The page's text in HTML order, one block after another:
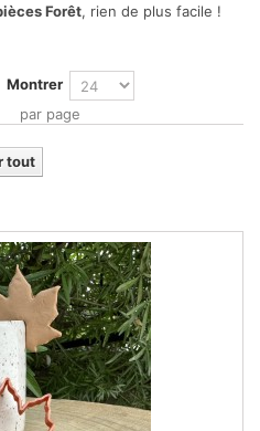
Forêt, rien de plus facile !
Montrer
par page
tout